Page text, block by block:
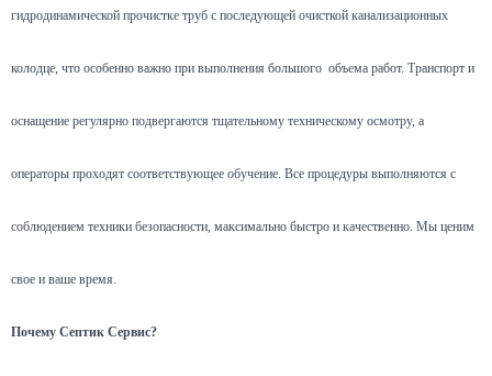
гидродинамической прочистке труб с последующей очисткой канализационных
колодце, что особенно важно при выполнения большого объема работ. Транспорт и
оснащение регулярно подвергаются тщательному техническому осмотру, а
операторы проходят соответствующее обучение. Все процедуры выполняются с
соблюдением техники безопасности, максимально быстро и качественно. Мы ценим
свое и ваше время.
Почему Септик Сервис?